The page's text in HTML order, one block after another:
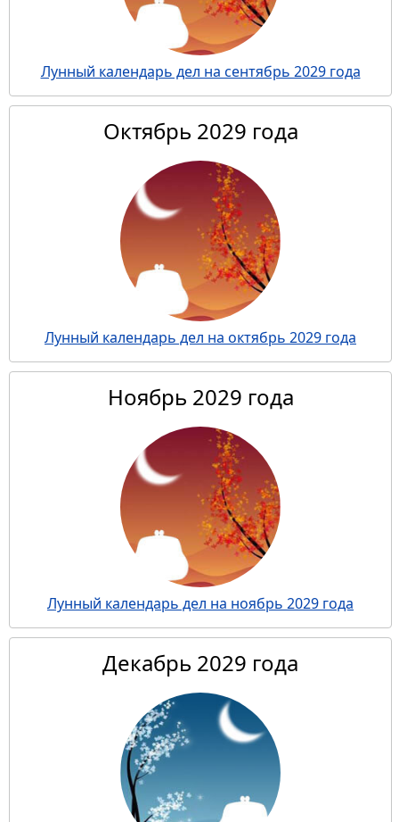
Лунный календарь дел на сентябрь 2029 года
Октябрь 2029 года
Лунный календарь дел на октябрь 2029 года
Ноябрь 2029 года
Лунный календарь дел на ноябрь 2029 года
Декабрь 2029 года